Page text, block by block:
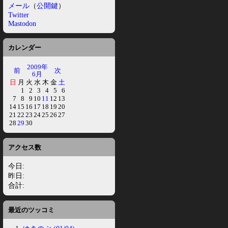
メール （公開鍵）
Twitter
Mastodon
カレンダー
前
2009年
6月
次
日 月 火 水 木 金 土
1
2 3 4 5
6
7
8 9 10 11 12 13
14 15 16 17 18 19 20
21 22 23 2425 26 27
28 29 30
アクセス数
今日:
昨日:
合計:
最近のツッコミ